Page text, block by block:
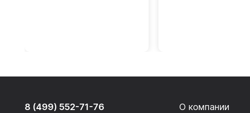
8 (499) 552-71-76 О компании